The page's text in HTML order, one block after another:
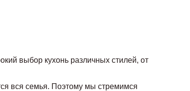
выбор кухонь различных стилей, от
вся семья. Поэтому мы стремимся